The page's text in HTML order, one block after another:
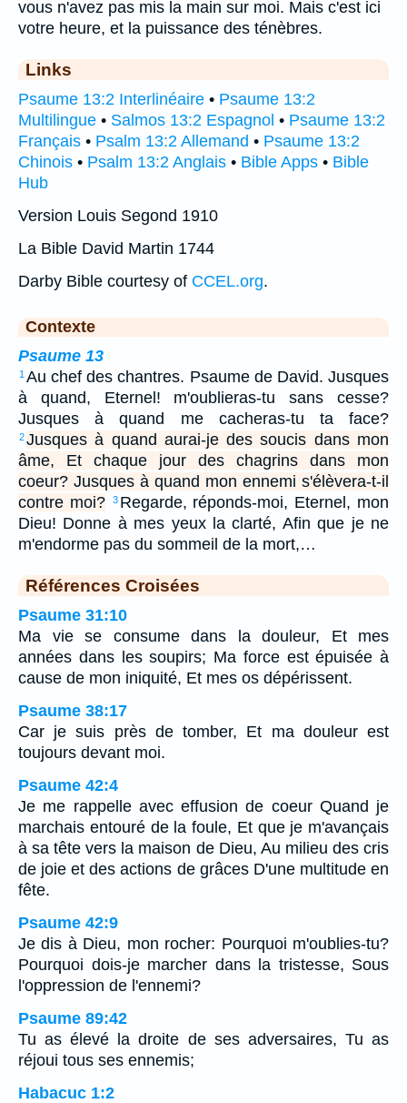
vous n'avez pas mis la main sur moi. Mais c'est ici
votre heure, et la puissance des ténèbres.
Links
Psaume 13:2 Interlinéaire • Psaume 13:2
Multilingue • Salmos 13:2 Espagnol • Psaume 13:2
Français • Psalm 13:2 Allemand • Psaume 13:2
Chinois • Psalm 13:2 Anglais • Bible Apps • Bible
Hub
Version Louis Segond 1910
La Bible David Martin 1744
Darby Bible courtesy of CCEL.org.
Contexte
Psaume 13
1 Au chef des chantres. Psaume de David. Jusques
à quand, Eternel! m'oublieras-tu sans cesse?
Jusques à quand me cacheras-tu ta face?
2Jusques à quand aurai-je des soucis dans mon
âme, Et chaque jour des chagrins dans mon
coeur? Jusques à quand mon ennemi s'élèvera-t-il
contre moi?
3 Regarde, réponds-moi, Eternel, mon
Dieu! Donne à mes yeux la clarté, Afin que je ne
m'endorme pas du sommeil de la mort,…
Références Croisées
Psaume 31:10
Ma vie se consume dans la douleur, Et mes
années dans les soupirs; Ma force est épuisée à
cause de mon iniquité, Et mes os dépérissent.
Psaume 38:17
Car je suis près de tomber, Et ma douleur est
toujours devant moi.
Psaume 42:4
Je me rappelle avec effusion de coeur Quand je
marchais entouré de la foule, Et que je m'avançais
à sa tête vers la maison de Dieu, Au milieu des cris
de joie et des actions de grâces D'une multitude en
fête.
Psaume 42:9
Je dis à Dieu, mon rocher: Pourquoi m'oublies-tu?
Pourquoi dois-je marcher dans la tristesse, Sous
l'oppression de l'ennemi?
Psaume 89:42
Tu as élevé la droite de ses adversaires, Tu as
réjoui tous ses ennemis;
Habacuc 1:2